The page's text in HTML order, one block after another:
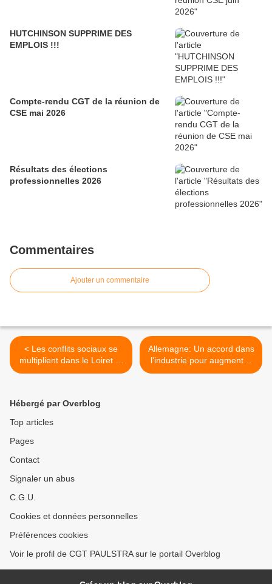
HUTCHINSON SUPPRIME DES
EMPLOIS !!!
Compte-rendu CGT de la réunion de
CSE mai 2026
Résultats des élections
professionnelles 2026
Commentaires
Ajouter un commentaire
< Les conflits sociaux se
multiplient dans le Loiret et
le Berry.
Allemagne: Un accord dans
l'industrie pour augmenter
de 3,4% les salaires. >
Hébergé par Overblog
Top articles
Pages
Contact
Signaler un abus
C.G.U.
Cookies et données personnelles
Préférences cookies
Voir le profil de CGT PAULSTRA sur le portail Overblog